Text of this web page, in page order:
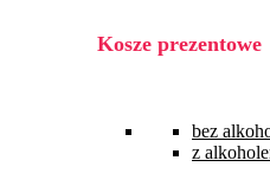
Kosze prezentowe
bez
z